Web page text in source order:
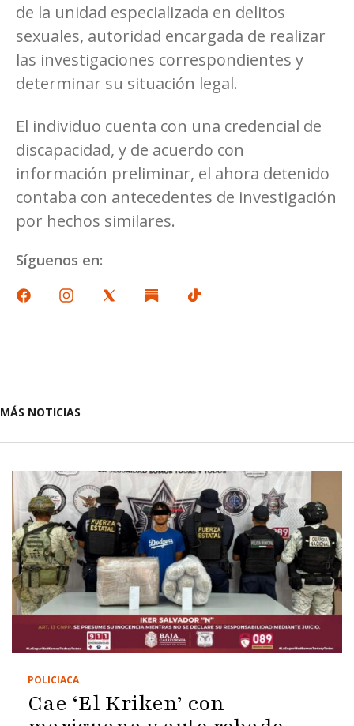
de la unidad especializada en delitos
sexuales, autoridad encargada de realizar
las investigaciones correspondientes y
determinar su situación legal.
El individuo cuenta con una credencial de
discapacidad, y de acuerdo con
información preliminar, el ahora detenido
contaba con antecedentes de investigación
por hechos similares.
Síguenos en:
MÁS NOTICIAS
POLICIACA
Cae ‘El Kriken’ con